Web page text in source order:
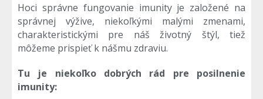
Hoci správne fungovanie imunity je založené na
správnej výžive, niekoľkými malými zmenami,
charakteristickými pre náš životný štýl, tiež
môžeme prispieť k nášmu zdraviu.
Tu je niekoľko dobrých rád pre posilnenie
imunity: